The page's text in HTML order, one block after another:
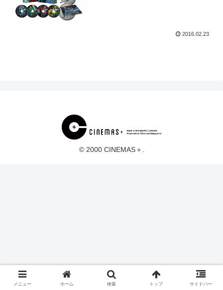
2016.02.23
© 2000 CINEMAS＋.
メニュー ホーム 検索 トップ サイドバー